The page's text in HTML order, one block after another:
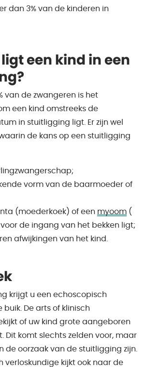
dan 3% van de kinderen in
een kind in een
van de zwangeren is het
een kind omstreeks de
in stuitligging ligt. Er zijn wel
de kans op een stuitligging
vorm van de baarmoeder of
(moederkoek) of een myoom (
voor de ingang van het bekken ligt;
afwijkingen van het kind.
krijgt u een echoscopisch
buik. De arts of klinisch
of uw kind grote aangeboren
Dit komt slechts zelden voor, maar
de oorzaak van de stuitligging zijn.
verloskundige kijkt ook naar de